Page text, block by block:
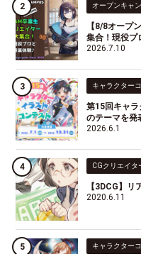
オープンキャ
【8/8オープ
集合！現役プ
2026.7.10
キャラクター
第15回キャ
のテーマを発
2026.6.1
CGクリエイタ
【3DCG】リ
2020.6.11
キャラクター